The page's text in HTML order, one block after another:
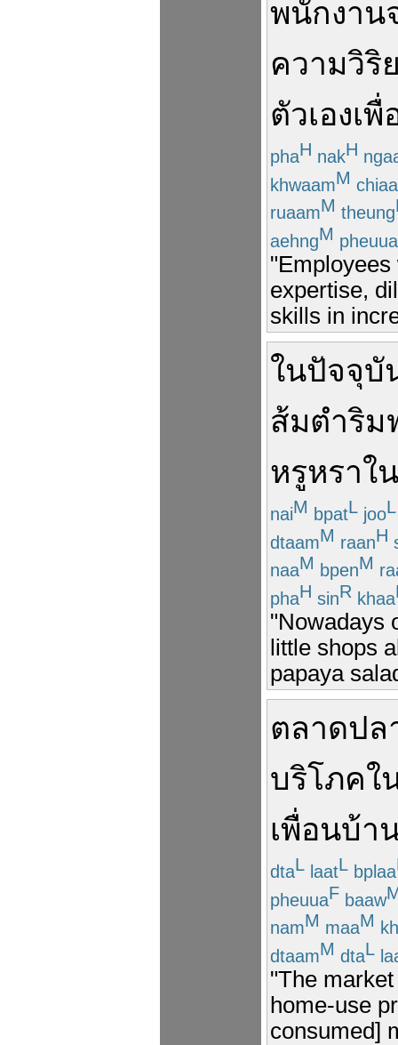
พนักงาน
ความวิริ
ตัวเองเพื่
phaH nakH
khwaamM
ruaamM theung
aehngM pheuua
expertise,
skills in
ในปัจจุบั
ส้มตำริม
หรูหราใน
naiM bpatL jooL
dtaamM raanH
naaM bpenM
phaH sinR khaa
"Nowadays
little shops
papaya
ตลาดปล
บริโภคใ
เพื่อนบ้า
dtaL laatL bplaa
pheuuaF baaw
namM maaM
dtaamM dtaL
"The
home-use
consumed]